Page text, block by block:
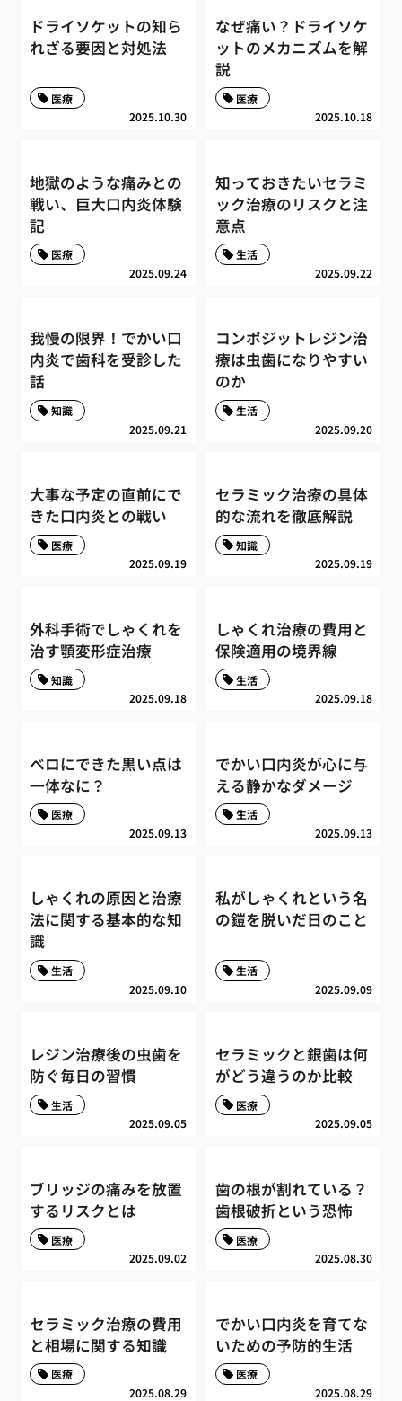
ドライソケットの知ら
れざる要因と対処法
2025.10.30
医療
なぜ痛い？ドライソケ
ットのメカニズムを解
説
2025.10.18
医療
地獄のような痛みとの
戦い、巨大口内炎体験
記
2025.09.24
医療
知っておきたいセラミ
ック治療のリスクと注
意点
2025.09.22
生活
我慢の限界！でかい口
内炎で歯科を受診した
話
2025.09.21
知識
コンポジットレジン治
療は虫歯になりやすい
のか
2025.09.20
生活
大事な予定の直前にで
きた口内炎との戦い
2025.09.19
医療
セラミック治療の具体
的な流れを徹底解説
2025.09.19
知識
外科手術でしゃくれを
治す顎変形症治療
2025.09.18
知識
しゃくれ治療の費用と
保険適用の境界線
2025.09.18
生活
ベロにできた黒い点は
一体なに？
2025.09.13
医療
でかい口内炎が心に与
える静かなダメージ
2025.09.13
生活
しゃくれの原因と治療
法に関する基本的な知
識
2025.09.10
生活
私がしゃくれという名
の鎧を脱いだ日のこと
2025.09.09
生活
レジン治療後の虫歯を
防ぐ毎日の習慣
2025.09.05
生活
セラミックと銀歯は何
がどう違うのか比較
2025.09.05
医療
ブリッジの痛みを放置
するリスクとは
2025.09.02
医療
歯の根が割れている？
歯根破折という恐怖
2025.08.30
医療
セラミック治療の費用
と相場に関する知識
2025.08.29
医療
でかい口内炎を育てな
いための予防的生活
2025.08.29
医療